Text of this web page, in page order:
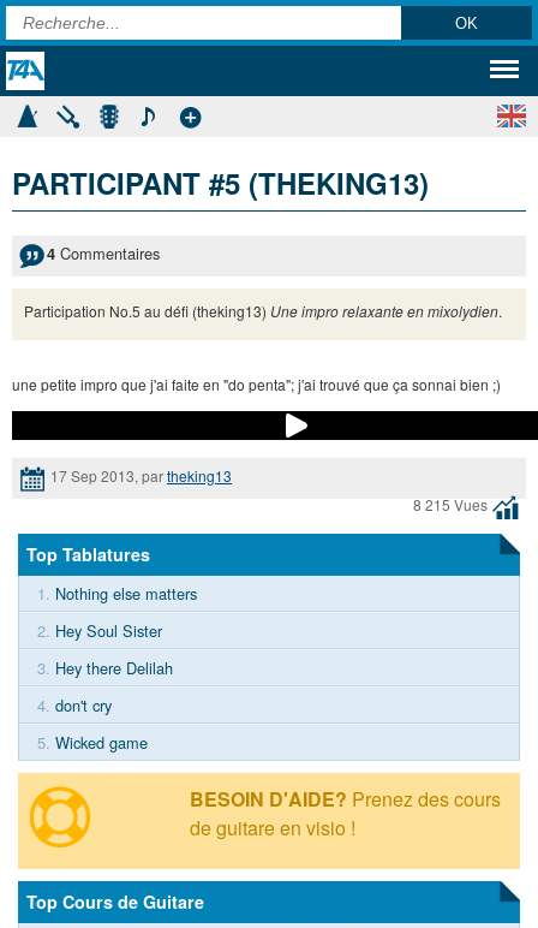
PARTICIPANT #5 (THEKING13)
4 Commentaires
Participation No.5 au défi (theking13) Une impro relaxante en mixolydien.
une petite impro que j'ai faite en "do penta"; j'ai trouvé que ça sonnai bien ;)
17 Sep 2013, partheking13
8 215 Vues
Top Tablatures
1. Nothing else matters
2. Hey Soul Sister
3. Hey there Delilah
4. don't cry
5. Wicked game
BESOIN D'AIDE? Prenez des cours
de guitare en visio !
Top Cours de Guitare